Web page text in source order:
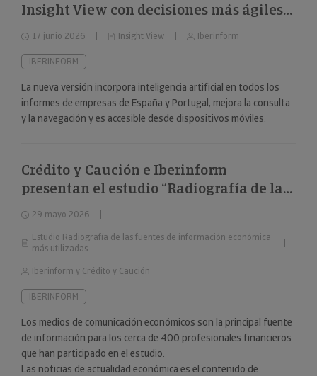
Insight View con decisiones más ágiles
sobre 322 millones de empresas y
nuevas capacidades en su
funcionalidad de IA
17 junio 2026 Insight View Iberinform
IBERINFORM
La nueva versión incorpora inteligencia artificial en todos los
informes de empresas de España y Portugal, mejora la consulta
y la navegación y es accesible desde dispositivos móviles.
Crédito y Caución e Iberinform
presentan el estudio “Radiografía de las
fuentes de información económica más
utilizadas”
29 mayo 2026
Estudio Radiografía de las fuentes de información económica
más utilizadas
Iberinform y Crédito y Caución
IBERINFORM
Los medios de comunicación económicos son la principal fuente
de información para los cerca de 400 profesionales financieros
que han participado en el estudio.
Las noticias de actualidad económica es el contenido de